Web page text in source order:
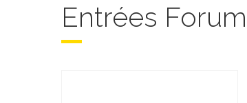
Entrées Forum